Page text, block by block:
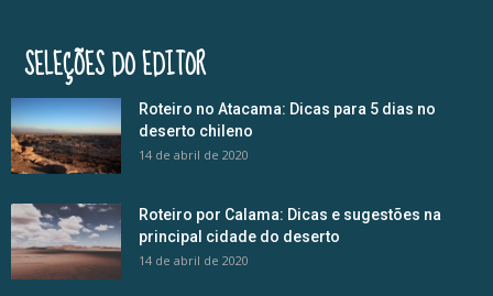
SELEÇÕES DO EDITOR
Roteiro no Atacama: Dicas para 5 dias no
deserto chileno
14 de abril de 2020
Roteiro por Calama: Dicas e sugestões na
principal cidade do deserto
14 de abril de 2020